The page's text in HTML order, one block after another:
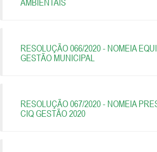
AMBIENTAIS
RESOLUÇÃO 066/2020 - NOMEIA
GESTÃO MUNICIPAL
RESOLUÇÃO 067/2020 - NOMEIA
CIQ GESTÃO 2020